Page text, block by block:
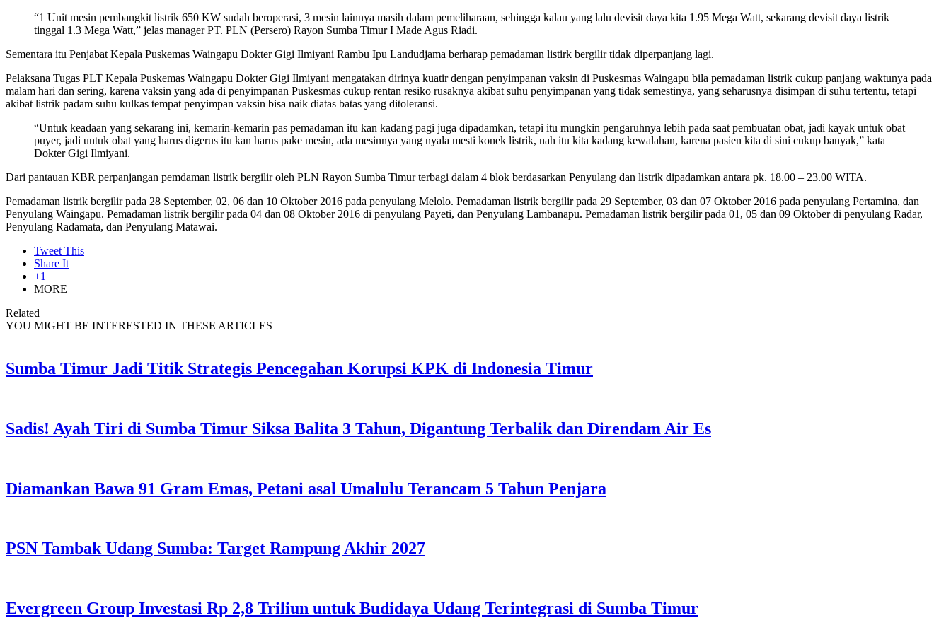
“1 Unit mesin pembangkit listrik 650 KW sudah beroperasi, 3 mesin lainnya masih dalam pemeliharaan, sehingga kalau yang lalu devisit daya kita 1.95 Mega Watt, sekarang devisit daya listrik
tinggal 1.3 Mega Watt,” jelas manager PT. PLN (Persero) Rayon Sumba Timur I Made Agus Riadi.
Sementara itu Penjabat Kepala Puskemas Waingapu Dokter Gigi Ilmiyani Rambu Ipu Landudjama berharap pemadaman listirk bergilir tidak diperpanjang lagi.
Pelaksana Tugas PLT Kepala Puskemas Waingapu Dokter Gigi Ilmiyani mengatakan dirinya kuatir dengan penyimpanan vaksin di Puskesmas Waingapu bila pemadaman listrik cukup panjang waktunya pada
malam hari dan sering, karena vaksin yang ada di penyimpanan Puskesmas cukup rentan resiko rusaknya akibat suhu penyimpanan yang tidak semestinya, yang seharusnya disimpan di suhu tertentu, tetapi
akibat listrik padam suhu kulkas tempat penyimpan vaksin bisa naik diatas batas yang ditoleransi.
“Untuk keadaan yang sekarang ini, kemarin-kemarin pas pemadaman itu kan kadang pagi juga dipadamkan, tetapi itu mungkin pengaruhnya lebih pada saat pembuatan obat, jadi kayak untuk obat
puyer, jadi untuk obat yang harus digerus itu kan harus pake mesin, ada mesinnya yang nyala mesti konek listrik, nah itu kita kadang kewalahan, karena pasien kita di sini cukup banyak,” kata
Dokter Gigi Ilmiyani.
Dari pantauan KBR perpanjangan pemdaman listrik bergilir oleh PLN Rayon Sumba Timur terbagi dalam 4 blok berdasarkan Penyulang dan listrik dipadamkan antara pk. 18.00 – 23.00 WITA.
Pemadaman listrik bergilir pada 28 September, 02, 06 dan 10 Oktober 2016 pada penyulang Melolo. Pemadaman listrik bergilir pada 29 September, 03 dan 07 Oktober 2016 pada penyulang Pertamina, dan
Penyulang Waingapu. Pemadaman listrik bergilir pada 04 dan 08 Oktober 2016 di penyulang Payeti, dan Penyulang Lambanapu. Pemadaman listrik bergilir pada 01, 05 dan 09 Oktober di penyulang Radar,
Penyulang Radamata, dan Penyulang Matawai.
Tweet This
Share It
+1
MORE
Related
YOU MIGHT BE INTERESTED IN THESE ARTICLES
Sumba Timur Jadi Titik Strategis Pencegahan Korupsi KPK di Indonesia Timur
Sadis! Ayah Tiri di Sumba Timur Siksa Balita 3 Tahun, Digantung Terbalik dan Direndam Air Es
Diamankan Bawa 91 Gram Emas, Petani asal Umalulu Terancam 5 Tahun Penjara
PSN Tambak Udang Sumba: Target Rampung Akhir 2027
Evergreen Group Investasi Rp 2,8 Triliun untuk Budidaya Udang Terintegrasi di Sumba Timur